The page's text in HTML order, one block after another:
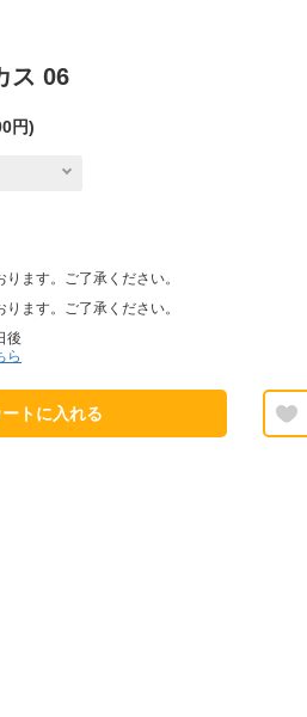
ス 06
円)
ます。ご了承ください。
ます。ご了承ください。
後
ら
ートに入れる